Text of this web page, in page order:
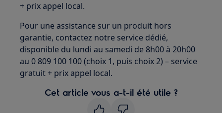
+ prix appel local.
Pour une assistance sur un produit hors
garantie, contactez notre service dédié,
disponible du lundi au samedi de 8h00 à 20h00
au 0 809 100 100 (choix 1, puis choix 2) – service
gratuit + prix appel local.
Cet article vous a-t-il été utile ?